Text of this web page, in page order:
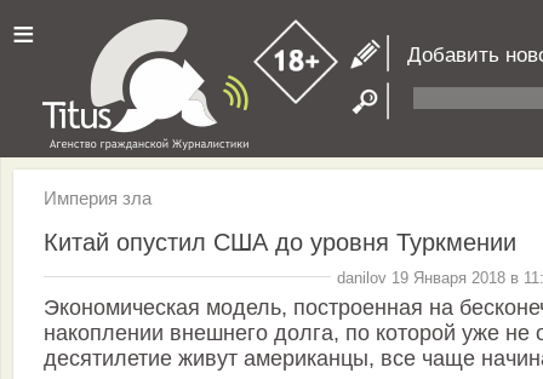
≡ Добавить
Империя зла
Китай опустил США до уровня Туркмении
danilov 19 Января 2018 в
Экономическая модель, построенная на
накоплении внешнего долга, по которой уже не
десятилетие живут американцы, все чаще